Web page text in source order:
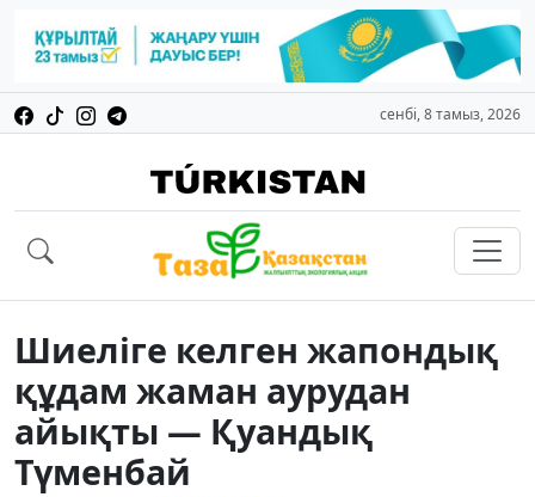
сенбі, 8 тамыз, 2026
Шиеліге келген жапондық
құдам жаман аурудан
айықты — Қуандық
Түменбай